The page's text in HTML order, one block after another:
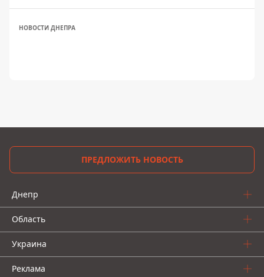
НОВОСТИ ДНЕПРА
ПРЕДЛОЖИТЬ НОВОСТЬ
Днепр
Область
Украина
Реклама